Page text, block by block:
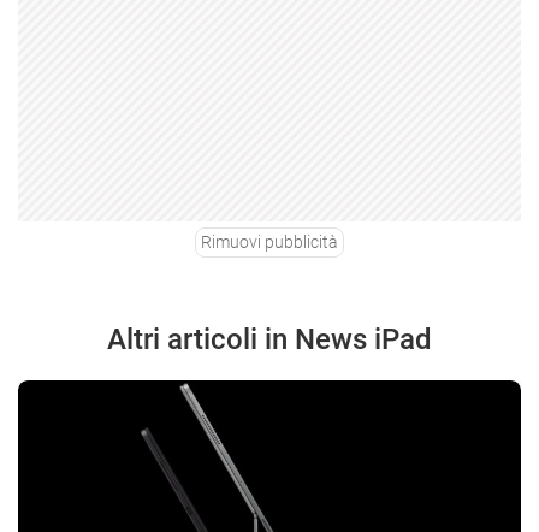
Rimuovi pubblicità
Altri articoli in News iPad